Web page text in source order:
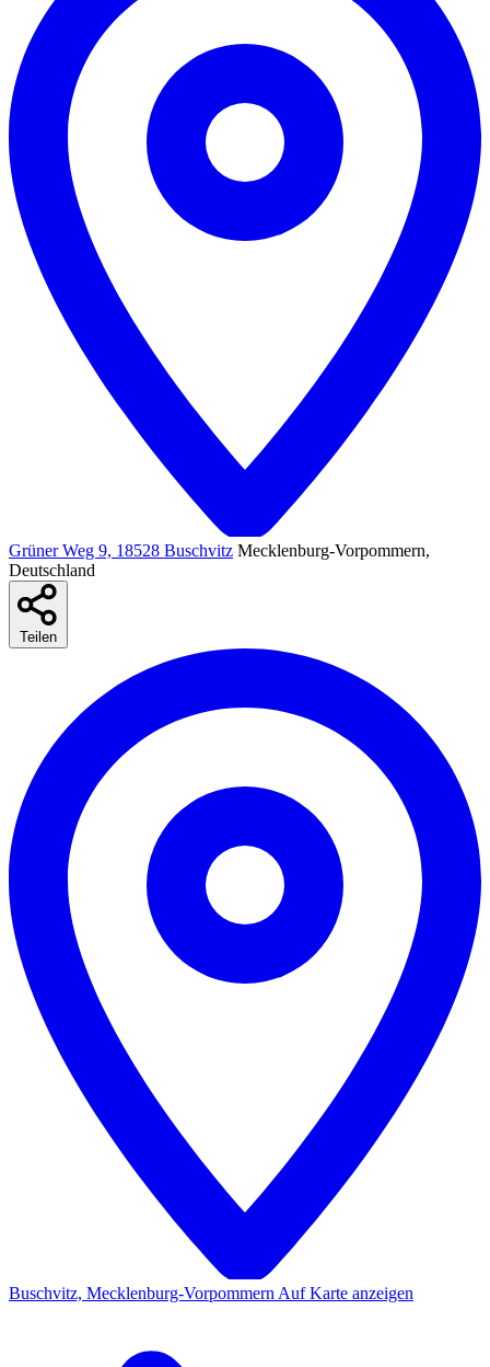
Grüner Weg 9, 18528 Buschvitz Mecklenburg-Vorpommern,
Deutschland
Teilen
Buschvitz, Mecklenburg-Vorpommern Auf Karte anzeigen